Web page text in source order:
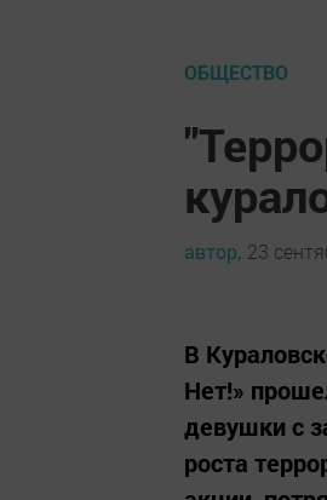
ОБЩЕСТВО
автор, 23
В
Нет!»
девушки с
роста